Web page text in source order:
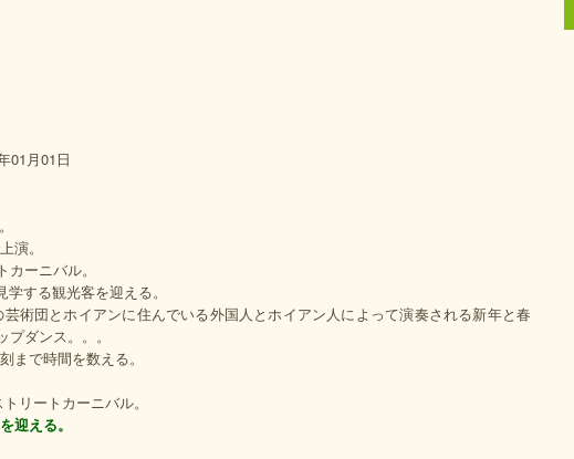
01月01日
演。
ーニバル。
する観光客を迎える。
術団とホイアンに住んでいる外国人とホイアン人によって演奏される新年と春
ダンス。。。
まで時間を数える。
リートカーニバル。
迎える。